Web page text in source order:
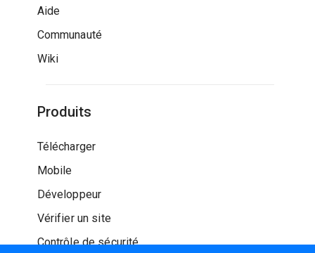
Aide
Communauté
Wiki
Produits
Télécharger
Mobile
Développeur
Vérifier un site
Contrôle de sécurité